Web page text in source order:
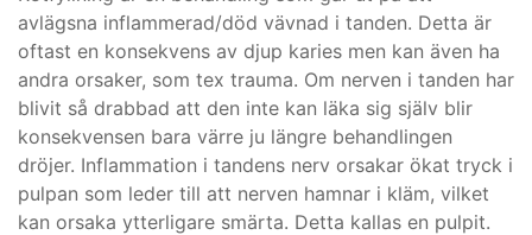
avlägsna inflammerad/död vävnad i tanden. Detta är
oftast en konsekvens av djup karies men kan även ha
andra orsaker, som tex trauma. Om nerven i tanden har
blivit så drabbad att den inte kan läka sig själv blir
konsekvensen bara värre ju längre behandlingen
dröjer. Inflammation i tandens nerv orsakar ökat tryck i
pulpan som leder till att nerven hamnar i kläm, vilket
kan orsaka ytterligare smärta. Detta kallas en pulpit.